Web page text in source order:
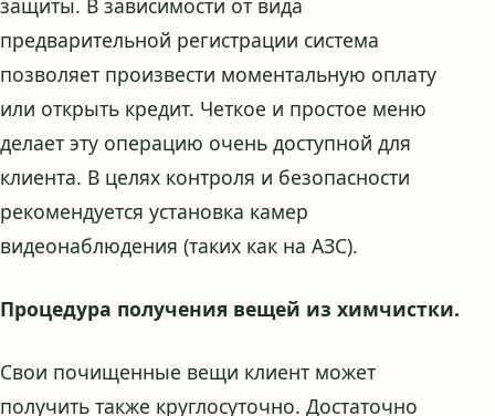
предварительной регистрации система
позволяет произвести моментальную оплату
или открыть кредит. Четкое и простое меню
делает эту операцию очень доступной для
клиента. В целях контроля и безопасности
рекомендуется установка камер
видеонаблюдения (таких как на АЗС).
Процедура получения вещей из химчистки.
Свои почищенные вещи клиент может
получить также круглосуточно. Достаточно